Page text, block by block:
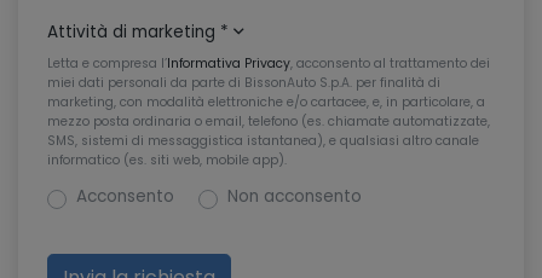
Attività di marketing *
Letta e compresa l’Informativa Privacy, acconsento al trattamento dei
miei dati personali da parte di BissonAuto S.p.A. per finalità di
marketing, con modalità elettroniche e/o cartacee, e, in particolare, a
mezzo posta ordinaria o email, telefono (es. chiamate automatizzate,
SMS, sistemi di messaggistica istantanea), e qualsiasi altro canale
informatico (es. siti web, mobile app).
Acconsento Non acconsento